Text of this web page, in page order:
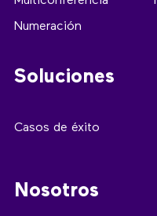
Numeración
Soluciones
Casos de éxito
Nosotros